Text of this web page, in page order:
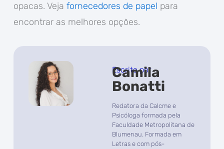
opacas. Veja fornecedores de papel para
encontrar as melhores opções.
Escrito por
Camila
Bonatti
Redatora da Calcme e
Psicóloga formada pela
Faculdade Metropolitana de
Blumenau. Formada em
Letras e com pós-